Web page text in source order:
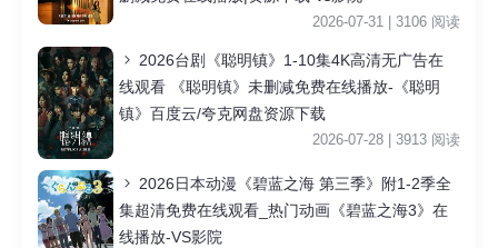
2026-07-31 | 3106 阅读
2026台剧《聪明镇》1-10集4K高清无广告在
线观看 《聪明镇》未删减免费在线播放-《聪明
镇》百度云/夸克网盘资源下载
2026-07-28 | 3913 阅读
2026日本动漫《碧蓝之海 第三季》附1-2季全
集超清免费在线观看_热门动画《碧蓝之海3》在
线播放-VS影院